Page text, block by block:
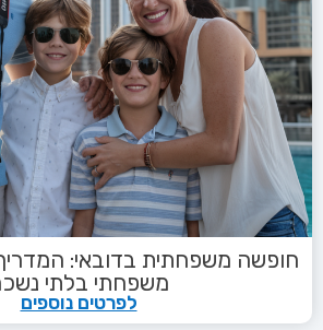
חופשה משפחתית בדובאי:
משפחתי בלתי
לפרטים נוספים